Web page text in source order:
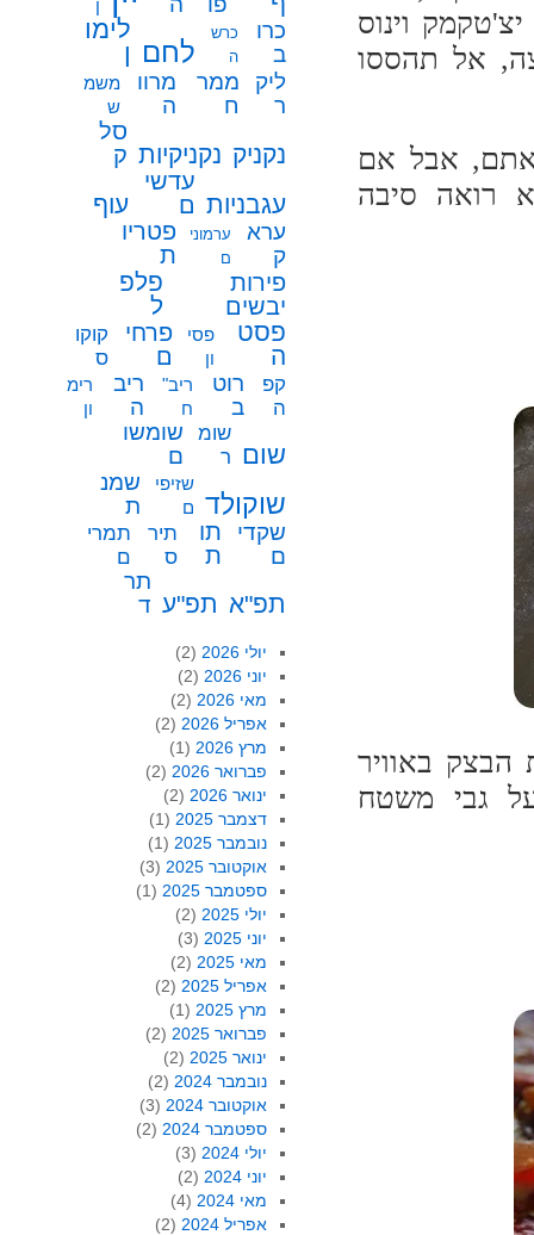
וינוס
אל תהססו
אתם, אבל אם
רואה סיבה
באוויר
גבי משטח
ן
כרו
ב
כרש
ה
לחם
לימו
ן
ליק
ר
ממר
ח
מרוו
ה
משמ
ש
נקניק נקניקיות
סל
ק
עגבניות
עדשי
ם
עוף
ערא
ק
ערמוני
ם
פטריו
ת
פירות
יבשים
פלפ
ל
פסט
ה
פסי
ון
פרחי
ם
קוקו
ס
קפ
ה
רוט
ב
ריב"
ח
ריב
ה
רימ
ון
שום
שומ
ר
שומשו
ם
שוקולד
שזיפי
ם
שמנ
ת
שקדי
ם
תו
ת
תיר
ס
תמרי
ם
תפ"א תפ"ע
תר
ד
יולי 2026
(2)
יוני 2026
(2)
מאי 2026
(2)
אפריל 2026
(2)
מרץ 2026
(1)
פברואר 2026
(2)
ינואר 2026
(2)
דצמבר 2025
(1)
נובמבר 2025
(1)
אוקטובר 2025
(3)
ספטמבר 2025
(1)
יולי 2025
(2)
יוני 2025
(3)
מאי 2025
(2)
אפריל 2025
(2)
מרץ 2025
(1)
פברואר 2025
(2)
ינואר 2025
(2)
נובמבר 2024
(2)
אוקטובר 2024
(3)
ספטמבר 2024
(2)
יולי 2024
(3)
יוני 2024
(2)
מאי 2024
(4)
אפריל 2024
(2)